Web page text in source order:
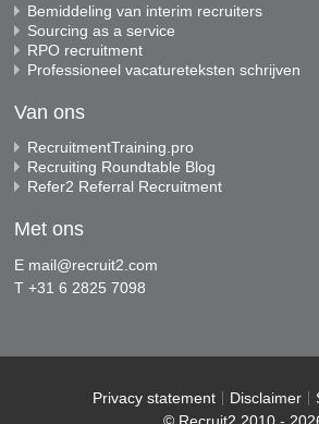
Bemiddeling van interim recruiters
Sourcing as a service
RPO recruitment
Professioneel vacatureteksten schrijven
Van ons
RecruitmentTraining.pro
Recruiting Roundtable Blog
Refer2 Referral Recruitment
Met ons
E mail@recruit2.com
T +31 6 2825 7098
Privacy statement Disclaimer